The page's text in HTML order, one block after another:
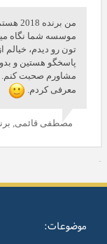
من
موسسه شما نگاه
تون رو دیدم،
پاسخگو هستین و
معرفی کردم.
مصطفی قائمی,
موضوعات: